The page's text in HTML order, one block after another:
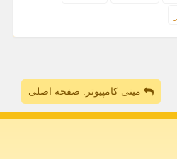
مینی کامپیوتر: صفحه اصلی